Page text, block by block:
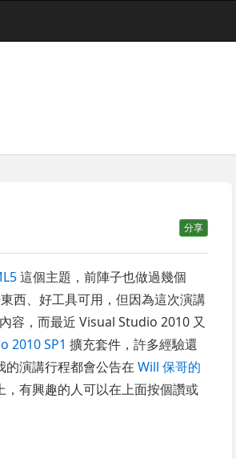
分享
這個主題，前陣子也做過幾個
西、好工具可用，但因為這次演講
容，而最近 Visual Studio 2010 又
2010 SP1 擴充套件，許多經驗還
的演講行程都會公告在Will 保哥的
，有興趣的人可以在上面按個讚或